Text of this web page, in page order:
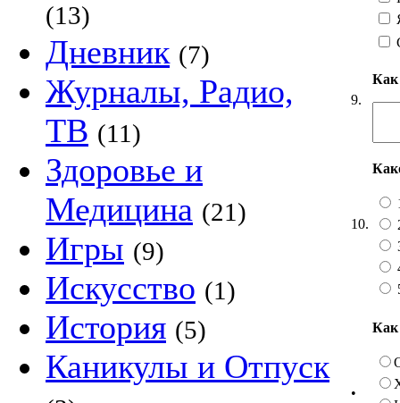
(13)
Дневник (7)
Журналы, Радио,
ТВ (11)
Здоровье и
Медицина (21)
Игры (9)
Искусство (1)
История (5)
Каникулы и Отпуск
9.
Как
10.
•
Как